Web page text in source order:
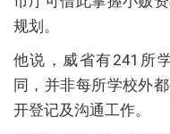
规划。
他说，威省有241所
同，并非每所学校外
开登记及沟通工作。